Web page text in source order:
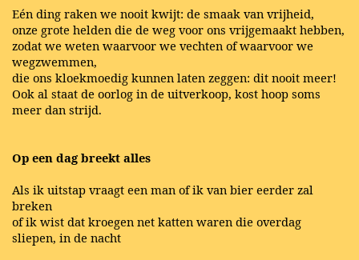
Eén ding raken we nooit kwijt: de smaak van vrijheid,
onze grote helden die de weg voor ons vrijgemaakt hebben,
zodat we weten waarvoor we vechten of waarvoor we
wegzwemmen,
die ons kloekmoedig kunnen laten zeggen: dit nooit meer!
Ook al staat de oorlog in de uitverkoop, kost hoop soms
meer dan strijd.
Op een dag breekt alles
Als ik uitstap vraagt een man of ik van bier eerder zal
breken
of ik wist dat kroegen net katten waren die overdag
sliepen, in de nacht